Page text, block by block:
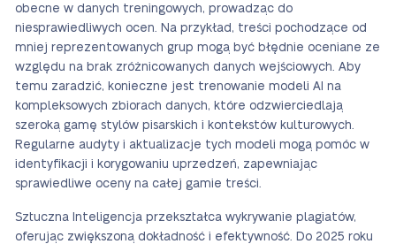
obecne w danych treningowych, prowadząc do
niesprawiedliwych ocen. Na przykład, treści pochodzące od
mniej reprezentowanych grup mogą być błędnie oceniane ze
względu na brak zróżnicowanych danych wejściowych. Aby
temu zaradzić, konieczne jest trenowanie modeli AI na
kompleksowych zbiorach danych, które odzwierciedlają
szeroką gamę stylów pisarskich i kontekstów kulturowych.
Regularne audyty i aktualizacje tych modeli mogą pomóc w
identyfikacji i korygowaniu uprzedzeń, zapewniając
sprawiedliwe oceny na całej gamie treści.
Sztuczna Inteligencja przekształca wykrywanie plagiatów,
oferując zwiększoną dokładność i efektywność. Do 2025 roku